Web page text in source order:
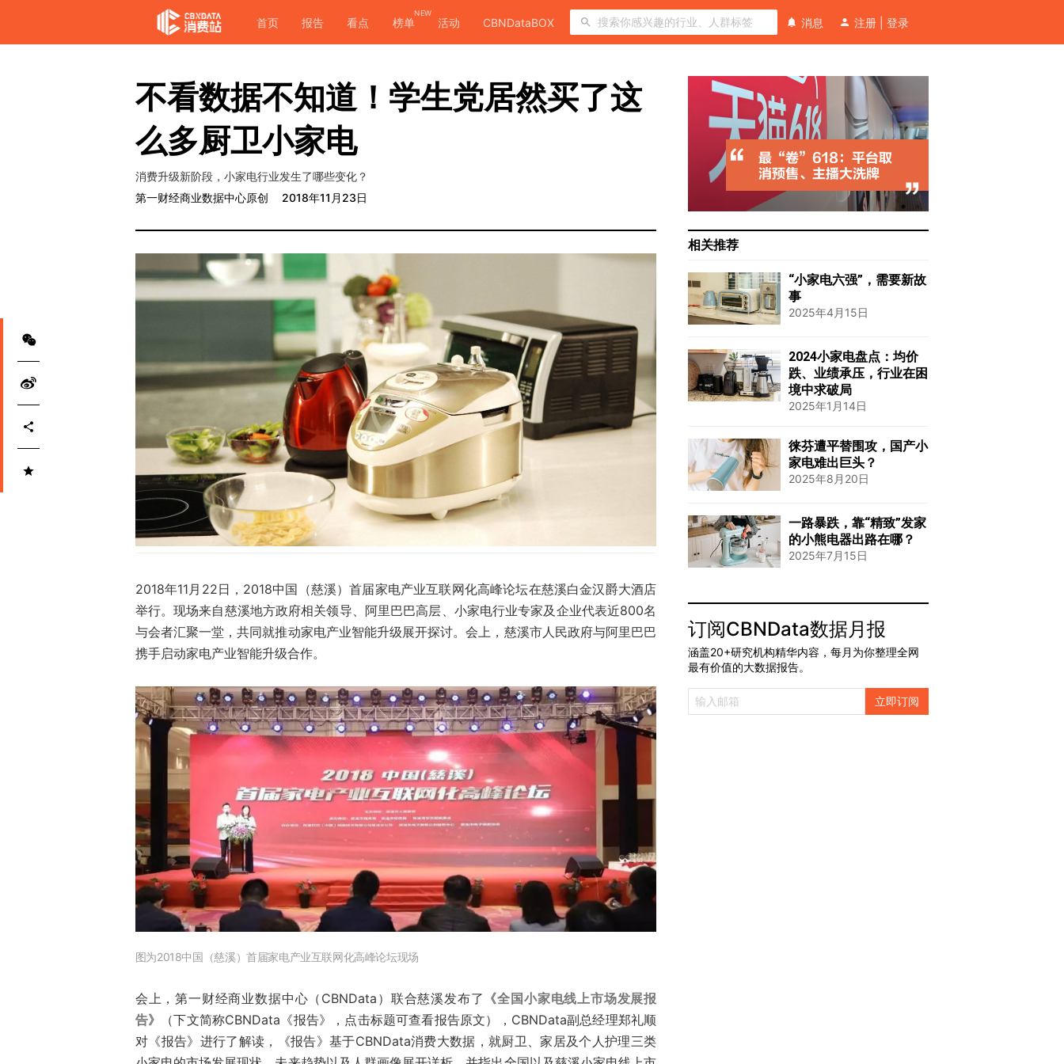
首页 报告 看点 榜单
NEW
活动 CBNDataBOX 消息 注册 登录
不看数据不知道！学生党居然买了这
么多厨卫小家电
消费升级新阶段，小家电行业发生了哪些变化？
第一财经商业数据中心原创
2018年11月23日
2018年11月22日，2018中国（慈溪）首届家电产业互联网化高峰论坛在慈溪白金汉爵大酒店
举行。现场来自慈溪地方政府相关领导、阿里巴巴高层、小家电行业专家及企业代表近800名
与会者汇聚一堂，共同就推动家电产业智能升级展开探讨。会上，慈溪市人民政府与阿里巴巴
携手启动家电产业智能升级合作。
图为2018中国（慈溪）首届家电产业互联网化高峰论坛现场
会上，第一财经商业数据中心（CBNData）联合慈溪发布了 《全国小家电线上市场发展报
告》
（下文简称CBNData《报告》，点击标题可查看报告原文），CBNData副总经理郑礼顺
对《报告》进行了解读，《报告》基于CBNData消费大数据，就厨卫、家居及个人护理三类
相关推荐
“小家电六强”，需要新故
事
2025年4月15日
2024小家电盘点：均价
跌、业绩承压，行业在困
境中求破局
2025年1月14日
徕芬遭平替围攻，国产小
家电难出巨头？
2025年8月20日
一路暴跌，靠“精致”发家
的小熊电器出路在哪？
2025年7月15日
订阅CBNData数据月报
涵盖20+研究机构精华内容，每月为你整理全网
最有价值的大数据报告。
立即订阅